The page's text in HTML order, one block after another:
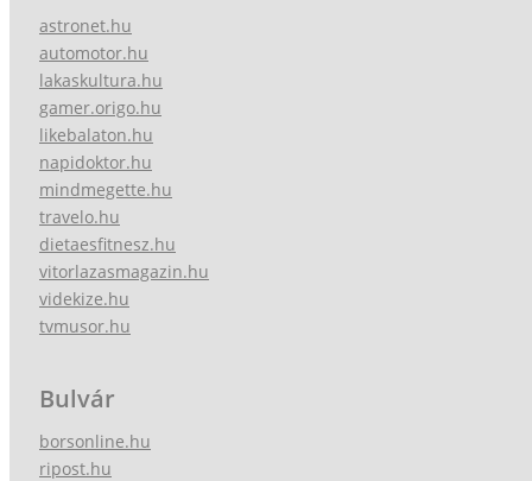
astronet.hu
automotor.hu
lakaskultura.hu
gamer.origo.hu
likebalaton.hu
napidoktor.hu
mindmegette.hu
travelo.hu
dietaesfitnesz.hu
vitorlazasmagazin.hu
videkize.hu
tvmusor.hu
Bulvár
borsonline.hu
ripost.hu